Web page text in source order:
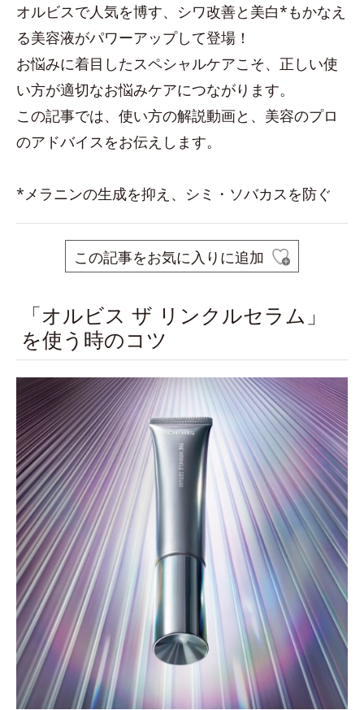
オルビスで人気を博す、シワ改善と美白*もかなえ
る美容液がパワーアップして登場！
お悩みに着目したスペシャルケアこそ、正しい使
い方が適切なお悩みケアにつながります。
この記事では、使い方の解説動画と、美容のプロ
のアドバイスをお伝えします。
*メラニンの生成を抑え、シミ・ソバカスを防ぐ
この記事をお気に入りに追加
「オルビス ザ リンクルセラム」
を使う時のコツ